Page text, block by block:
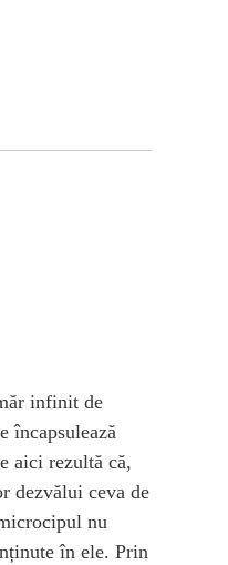
infinit de
încapsulează
aici rezultă că,
dezvălui ceva de
nu
în ele. Prin